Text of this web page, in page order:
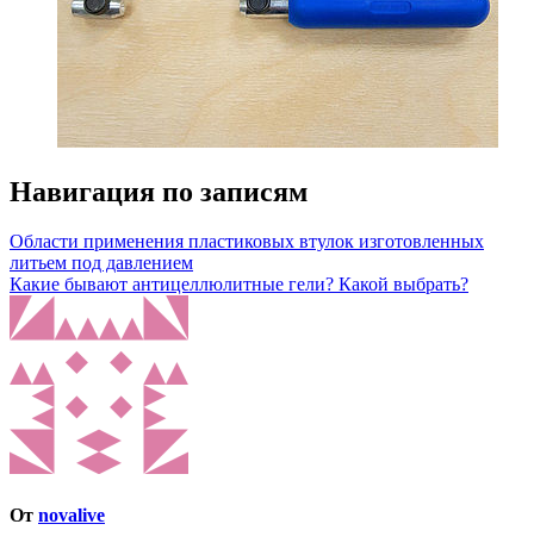
Навигация по записям
Области применения пластиковых втулок изготовленных
литьем под давлением
Какие бывают антицеллюлитные гели? Какой выбрать?
От novalive